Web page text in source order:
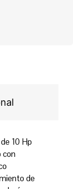
10 Hp
con
de